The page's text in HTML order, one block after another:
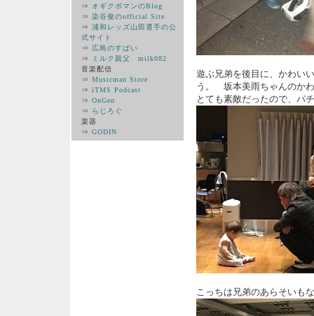
⇒ オギクボマンのBlog
⇒ 染谷俊のofficial Site
⇒ 浦和レッズ山田選手の公
式サイト
⇒ 広島のすぱい
⇒
ミルク親父 milk082
音楽配信
⇒ Musicman Store
⇒ iTMS Podcast
⇒ OnGen
⇒ らじろぐ
楽器
⇒ GODIN
遊ぶ兄弟を後目に、かわい
う。 坂本美雨ちゃんのか
とても素敵だったので、パ
こっちは兄弟のあらそいも